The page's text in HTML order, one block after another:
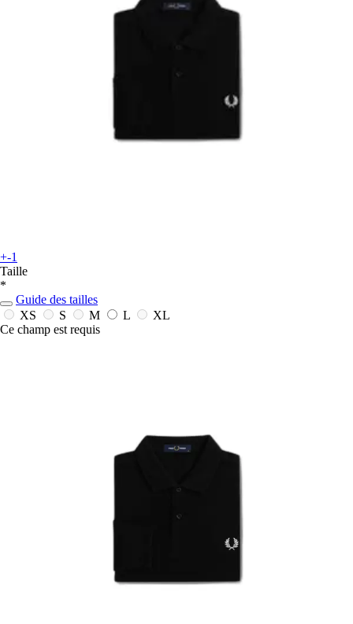
+-1
Taille
*
Guide des tailles
XS
S M L
XL
Ce champ est requis